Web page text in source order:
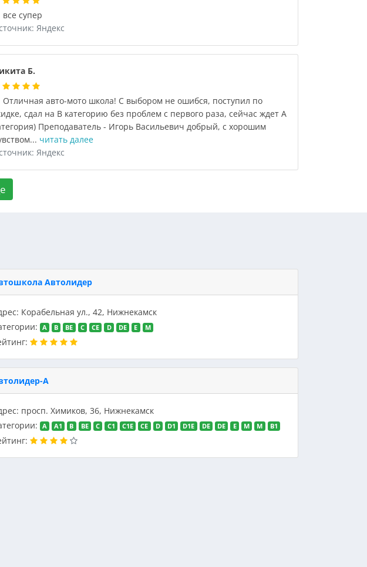
все супер
Яндекс
Б.
Отличная авто-мото школа! С выбором не ошибся, поступил по
сдал на B категорию без проблем с первого раза, сейчас ждет А
Преподаватель - Игорь Васильевич добрый, с хорошим
читать далее
Яндекс
Автолидер
Корабельная ул., 42, Нижнекамск
A B BE C CE D DE E M
А
просп. Химиков, 36, Нижнекамск
A A1 B BE C C1 C1E CE D D1 D1E DE DE E M M В1